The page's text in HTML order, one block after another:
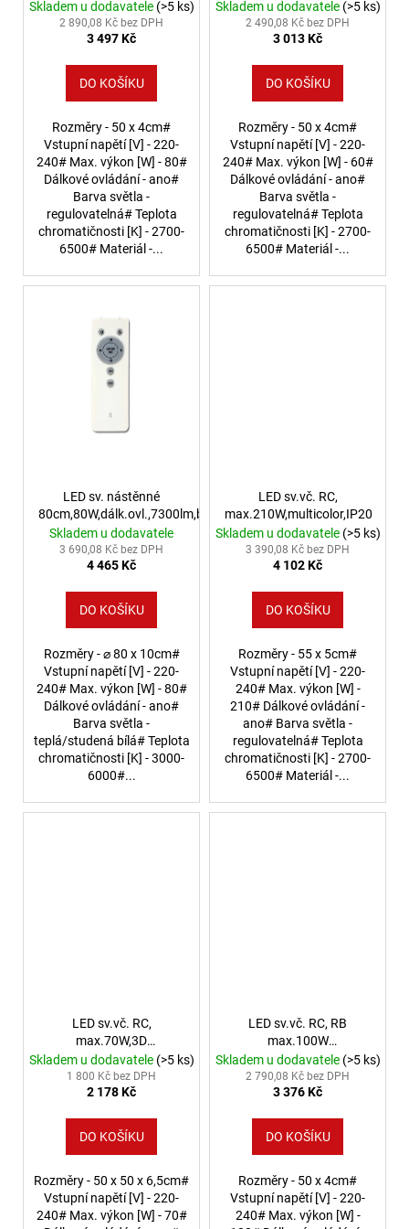
Skladem u dodavatele (>5 ks)
2 890,08 Kč bez DPH
3 497 Kč
DO KOŠÍKU
Rozměry - 50 x 4cm#
Vstupní napětí [V] - 220-
240# Max. výkon [W] - 80#
Dálkové ovládání - ano#
Barva světla -
regulovatelná# Teplota
chromatičnosti [K] - 2700-
6500# Materiál -...
Skladem u dodavatele (>5 ks)
2 490,08 Kč bez DPH
3 013 Kč
DO KOŠÍKU
Rozměry - 50 x 4cm#
Vstupní napětí [V] - 220-
240# Max. výkon [W] - 60#
Dálkové ovládání - ano#
Barva světla -
regulovatelná# Teplota
chromatičnosti [K] - 2700-
6500# Materiál -...
LED sv. nástěnné
80cm,80W,dálk.ovl.,7300lm,bílé
Skladem u dodavatele
3 690,08 Kč bez DPH
4 465 Kč
DO KOŠÍKU
Rozměry - ⌀ 80 x 10cm#
Vstupní napětí [V] - 220-
240# Max. výkon [W] - 80#
Dálkové ovládání - ano#
Barva světla -
teplá/studená bílá# Teplota
chromatičnosti [K] - 3000-
6000#...
LED sv.vč. RC,
max.210W,multicolor,IP20
Skladem u dodavatele (>5 ks)
3 390,08 Kč bez DPH
4 102 Kč
DO KOŠÍKU
Rozměry - 55 x 5cm#
Vstupní napětí [V] - 220-
240# Max. výkon [W] -
210# Dálkové ovládání -
ano# Barva světla -
regulovatelná# Teplota
chromatičnosti [K] - 2700-
6500# Materiál -...
LED sv.vč. RC,
max.70W,3D
multicolor,IP20
Skladem u dodavatele (>5 ks)
1 800 Kč bez DPH
2 178 Kč
DO KOŠÍKU
Rozměry - 50 x 50 x 6,5cm#
Vstupní napětí [V] - 220-
240# Max. výkon [W] - 70#
LED sv.vč. RC, RB
max.100W
,multicolor,IP20
Skladem u dodavatele (>5 ks)
2 790,08 Kč bez DPH
3 376 Kč
DO KOŠÍKU
Rozměry - 50 x 4cm#
Vstupní napětí [V] - 220-
240# Max. výkon [W] -